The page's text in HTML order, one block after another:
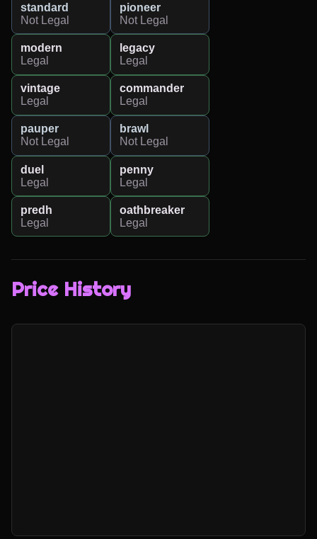
standard
Not Legal
pioneer
Not Legal
modern
Legal
legacy
Legal
vintage
Legal
commander
Legal
pauper
Not Legal
brawl
Not Legal
duel
Legal
penny
Legal
predh
Legal
oathbreaker
Legal
Price History